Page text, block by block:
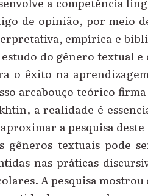
de opinião, por meio
empírica e
do gênero textual
o êxito na
arcabouço teórico
a realidade é
a pesquisa
gêneros textuais pode
nas práticas
A pesquisa